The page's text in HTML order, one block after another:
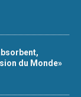
du Monde»